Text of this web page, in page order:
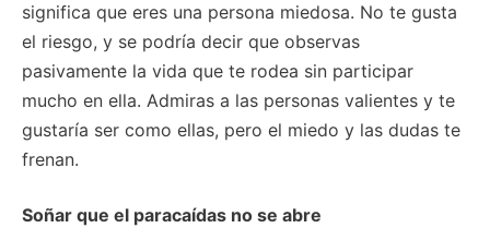
significa que eres una persona miedosa. No te gusta
el riesgo, y se podría decir que observas
pasivamente la vida que te rodea sin participar
mucho en ella. Admiras a las personas valientes y te
gustaría ser como ellas, pero el miedo y las dudas te
frenan.
Soñar que el paracaídas no se abre